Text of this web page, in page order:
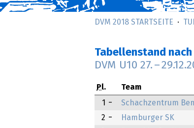
DVM 2018 STARTSEITE
Tabellenstand nach
DVM U10 27. –
Pl. Team
1
Schachzentrum
2
Hamburger SK